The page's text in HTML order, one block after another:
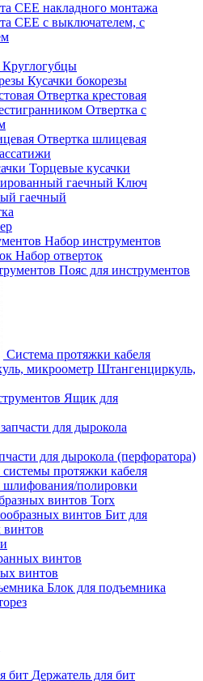
СЕЕ накладного монтажа
СЕЕ с выключателем, с
Круглогубцы
Кусачки бокорезы
Отвертка крестовая
Отвертка с
Отвертка шлицевая
Торцевые кусачки
Ключ
гаечный
Набор инструментов
Набор отверток
Пояс для инструментов
Система протяжки кабеля
Штангенциркуль,
Ящик для
для дырокола (перфоратора)
протяжки кабеля
шлифования/полировки
винтов Torx
Бит для
винтов
винтов
винтов
Блок для подъемника
Держатель для бит